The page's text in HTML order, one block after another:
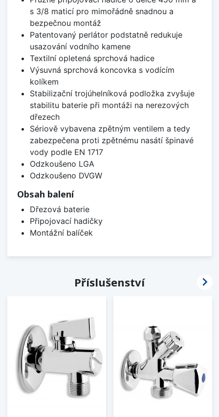
s 3/8 maticí pro mimořádně snadnou a
bezpečnou montáž
Patentovaný perlátor podstatně redukuje
usazování vodního kamene
Textilní opletená sprchová hadice
Výsuvná sprchová koncovka s vodícím
kolíkem
Stabilizační trojúhelníková podložka zvyšuje
stabilitu baterie při montáži na nerezových
dřezech
Sériově vybavena zpětným ventilem a tedy
zabezpečena proti zpětnému nasátí špinavé
vody podle EN 1717
Odzkoušeno LGA
Odzkoušeno DVGW
Obsah balení
Dřezová baterie
Připojovací hadičky
Montážní balíček
Příslušenství 